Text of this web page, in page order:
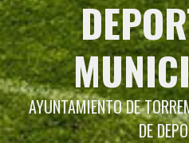
AYUNTAMIENTO DE
DE